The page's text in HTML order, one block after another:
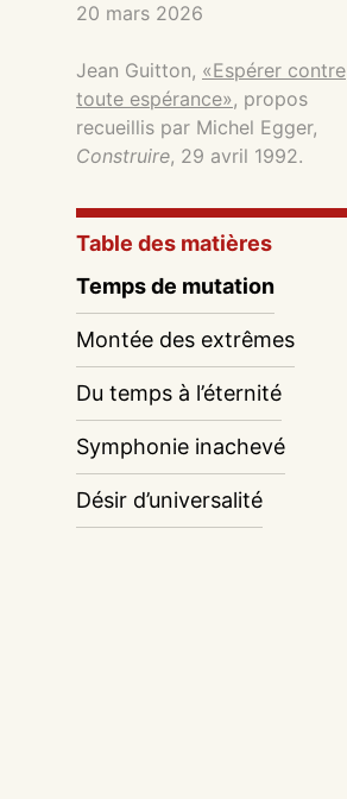
20 mars 2026
Jean Guitton, «Espérer contre
toute espérance», propos
recueillis par Michel Egger,
Construire, 29 avril 1992.
Table des matières
Temps de mutation
Montée des extrêmes
Du temps à l’éternité
Symphonie inachevé
Désir d’universalité